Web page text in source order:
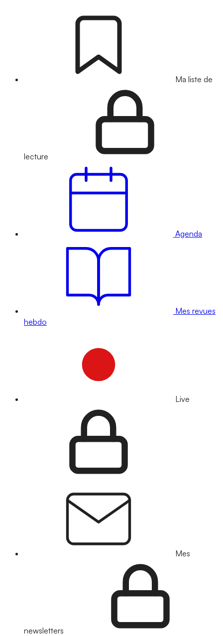
Ma liste de
lecture
Agenda
Mes revues
hebdo
Live
Mes
newsletters